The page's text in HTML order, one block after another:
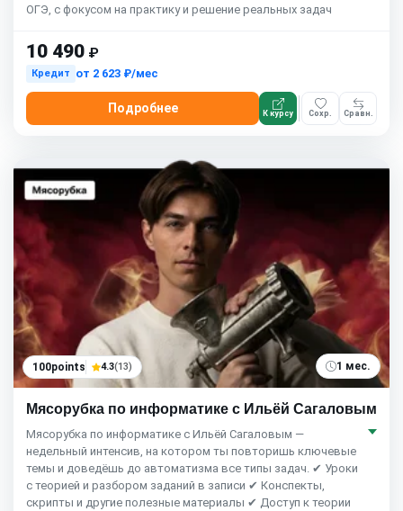
ОГЭ, с фокусом на практику и решение реальных задач
10 490 ₽
Кредит от 2 623 ₽/мес
Подробнее К курсу Сохр. Сравн.
100points 4.3(13) 1 мес.
Мясорубка по информатике с Ильёй Сагаловым
Мясорубка по информатике с Ильёй Сагаловым —
недельный интенсив, на котором ты повторишь ключевые
темы и доведёшь до автоматизма все типы задач. ✔ Уроки
с теорией и разбором заданий в записи ✔ Конспекты,
скрипты и другие полезные материалы ✔ Доступ к теории